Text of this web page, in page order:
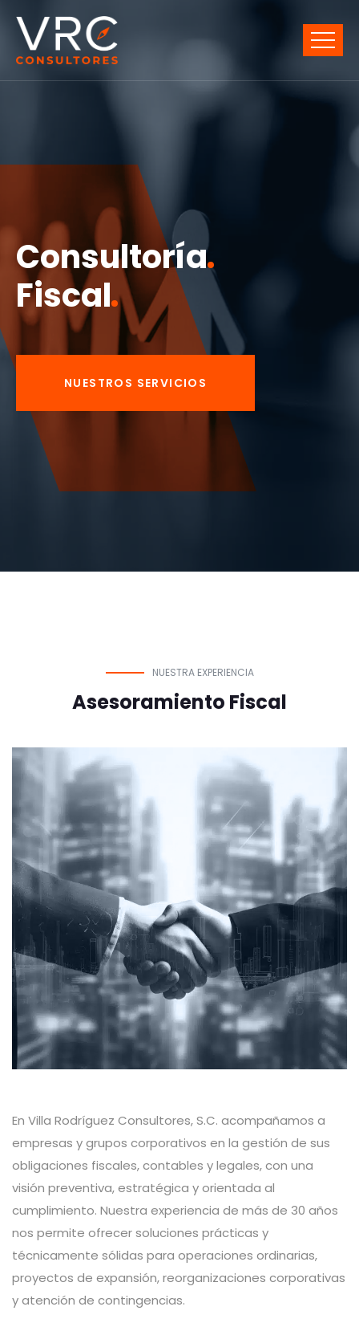
Consultoría
Fiscal
NUESTROS SERVICIOS
NUESTRA EXPERIENCIA
Asesoramiento Fiscal
En Villa Rodríguez Consultores, S.C. acompañamos a
empresas y grupos corporativos en la gestión de sus
obligaciones fiscales, contables y legales, con una
visión preventiva, estratégica y orientada al
cumplimiento. Nuestra experiencia de más de 30 años
nos permite ofrecer soluciones prácticas y
técnicamente sólidas para operaciones ordinarias,
proyectos de expansión, reorganizaciones corporativas
y atención de contingencias.